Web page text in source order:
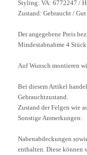
Styling: VA: 6772247 /
Zustand: Gebraucht / Gut
Der angegebene Preis
Mindestabnahme 4 Stück
Auf Wunsch montieren
Bei diesem Artikel
Gebrauchtzustand.
Zustand der Felgen wie
Sonstige Anmerkungen:
Nabenabdeckungen
enthalten. Diese können